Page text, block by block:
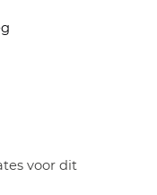
voor dit